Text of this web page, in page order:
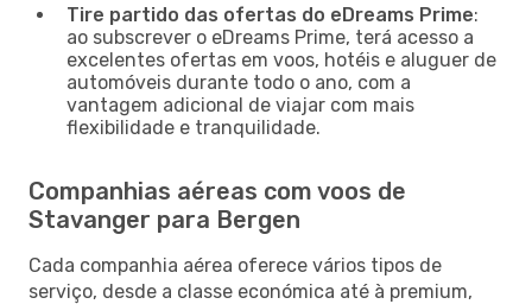
Tire partido das ofertas do eDreams Prime:
ao subscrever o eDreams Prime, terá acesso a
excelentes ofertas em voos, hotéis e aluguer de
automóveis durante todo o ano, com a
vantagem adicional de viajar com mais
flexibilidade e tranquilidade.
Companhias aéreas com voos de
Stavanger para Bergen
Cada companhia aérea oferece vários tipos de
serviço, desde a classe económica até à premium,